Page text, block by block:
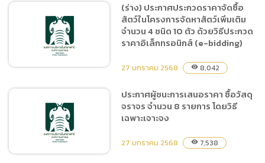
ประกาศผู้ชนะการเสนอราคา
จ้างเหมาบำรุงรักษาระบบ
ERP Enterprise Resource
Planning โดยวิธีเฉพาะ
(ร่าง) ประกาศประกวดราคา
จัดซื้อสัตว์ในโครงการจัดหา
สัตว์เพิ่มเติม จำนวน 4 ชนิด
10 ตัว ด้วยวิธีประกวดราคา
(ร่าง) ประกาศประกวดราคาจัดซื้อ
สัตว์ในโครงการจัดหาสัตว์เพิ่มเติม
จำนวน 4 ชนิด 10 ตัว ด้วยวิธีประกวด
ราคาอิเล็กทรอนิกส์ (e-bidding)
27 มกราคม 2568 visibility 8,042
ประกาศผู้ชนะการเสนอราคา ซื้อวัสดุ
จราจร จำนวน 8 รายการ โดยวิธี
เฉพาะเจาะจง
27 มกราคม 2568 visibility 7,538